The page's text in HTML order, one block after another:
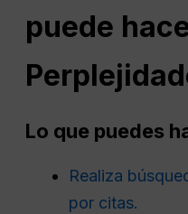
puede
Perplejidad
Lo que puedes
Realiza
por citas.